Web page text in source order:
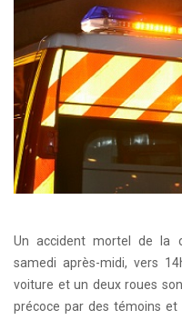
Un accident mortel de la
samedi après-midi, vers
voiture et un deux roues
précoce par des témoins et